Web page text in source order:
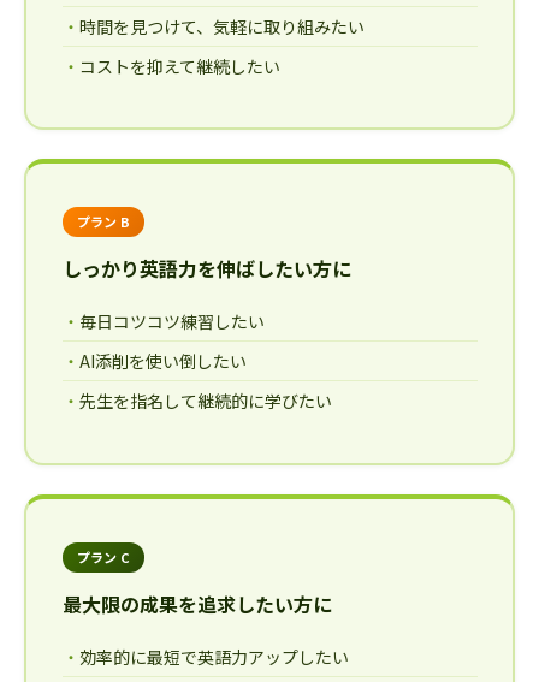
時間を見つけて、気軽に取り組みたい
コストを抑えて継続したい
プラン B
しっかり英語力を伸ばしたい方に
毎日コツコツ練習したい
AI添削を使い倒したい
先生を指名して継続的に学びたい
プラン C
最大限の成果を追求したい方に
効率的に最短で英語力アップしたい